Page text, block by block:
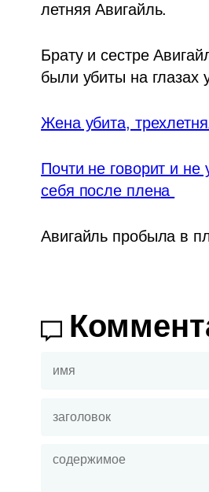
летняя Авигайль.
Брату и сестре
были убиты на глазах
Жена убита,
Почти не говорит и не
себя после плена
Авигайль пробыла в